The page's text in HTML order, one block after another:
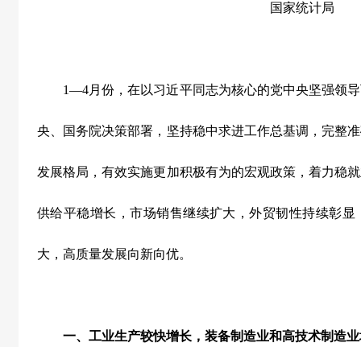
国家统计局
1—4月份，在以习近平同志为核心的党中央坚强领
央、国务院决策部署，坚持稳中求进工作总基调，完整
发展格局，有效实施更加积极有为的宏观政策，着力稳
供给平稳增长，市场销售继续扩大，外贸韧性持续彰
大，高质量发展向新向优。
一、工业生产较快增长，装备制造业和高技术制造业